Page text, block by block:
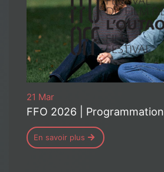
21 Mar
FFO 2026 | Programmation
En savoir plus